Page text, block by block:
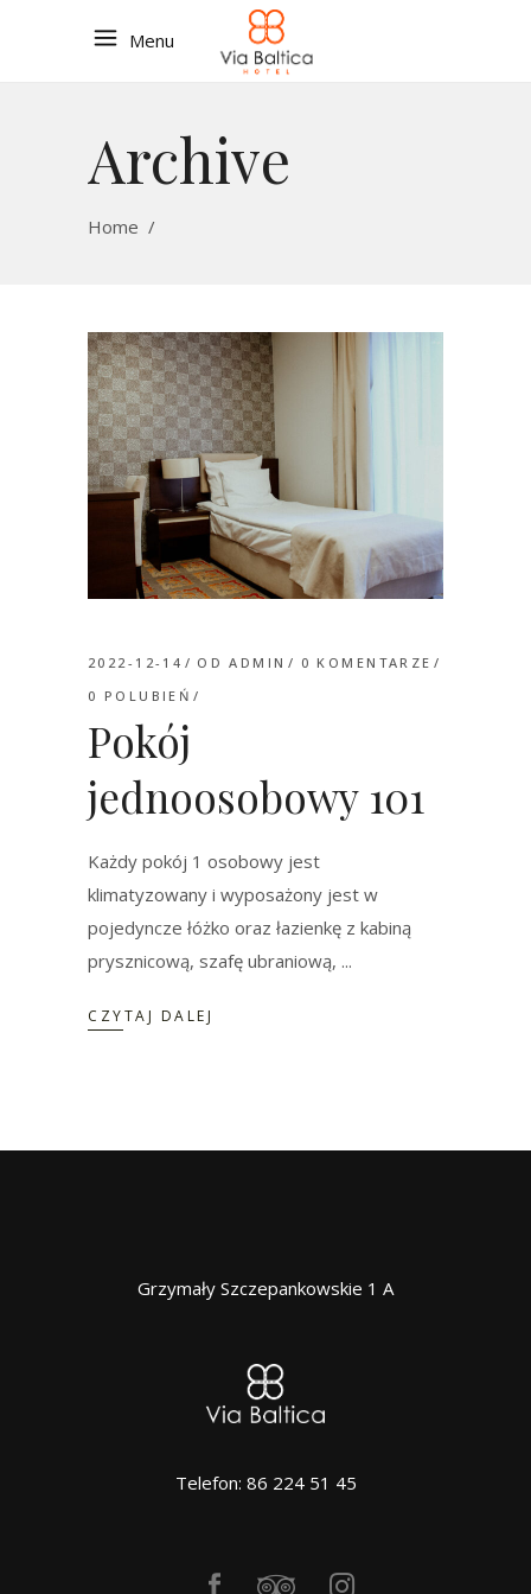
Menu
Archive
Home /
2022-12-14 ODADMIN
0 KOMENTARZE
0 POLUBIEŃ
Pokój
jednoosobowy 101
Każdy pokój 1 osobowy jest
klimatyzowany i wyposażony jest w
pojedyncze łóżko oraz łazienkę z kabiną
prysznicową, szafę ubraniową,
CZYTAJ DALEJ
Grzymały Szczepankowskie 1 A
Telefon: 86 224 51 45